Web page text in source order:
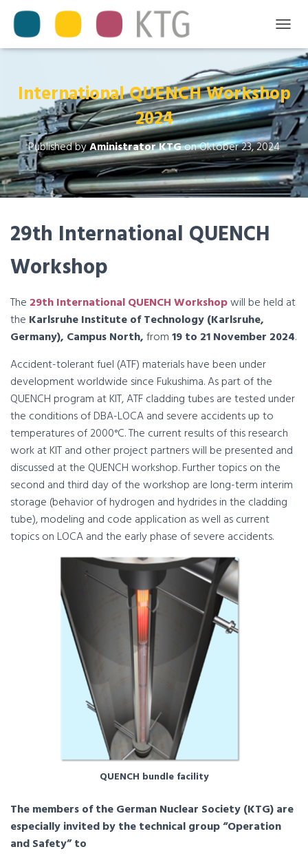
O
G
G
L
E
N
V
I
G
A
T
International QUENCH Workshop
2024
Published byAministrator KTGonOktober 23, 2024
29th International QUENCH
Workshop
The 29th International QUENCH Workshopwill be held at
the Karlsruhe Institute of Technology (Karlsruhe,
Germany), Campus North,from19 to 21 November 2024.
Accident-tolerant fuel (ATF) materials have been under
development worldwide since Fukushima. As part of the
QUENCH program at KIT, ATF cladding tubes are tested under
the conditions of DBA-LOCA and severe accidents up to
temperatures of 2000°C. The current results of this research
work at KIT and other project partners will be presented and
discussed at the QUENCH workshop. Further topics on the
second and third day of the workshop are long-term interim
storage (behavior of hydrogen and hydrides in the cladding
tube), modeling and code application as well as current
topics on LOCA and the early phase of severe accidents.
QUENCH bundle facility
The members of the German Nuclear Society (KTG) are
especially invited by the technical group “Operation
and Safety” to